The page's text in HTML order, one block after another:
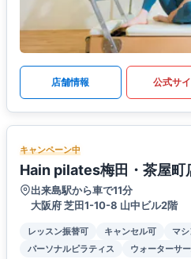
店舗情報 公式サ
キャンペーン中
Hain pilates梅田・茶屋町
出来島駅から車で11分
大阪府 芝田1-10-8 山中ビル2階
レッスン振替可 キャンセル可
マ
パーソナルピラティス
ウォーターサ